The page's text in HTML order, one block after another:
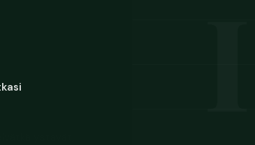
ystävät,